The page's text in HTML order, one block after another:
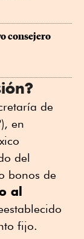
consejero
de
en
del
bonos de
al
fijo.